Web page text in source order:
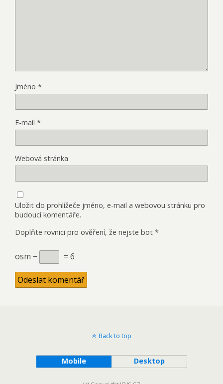
Jméno *
E-mail *
Webová stránka
Uložit do prohlížeče jméno, e-mail a webovou stránku pro
budoucí komentáře.
Doplňte rovnici pro ověření, že nejste bot *
osm − = 6
Back to top
Mobile Desktop